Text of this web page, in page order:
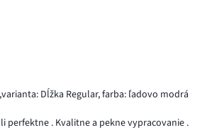
,varianta: Dĺžka Regular,farba: ľadovo modrá
perfektne . Kvalitne a pekne vypracovanie .